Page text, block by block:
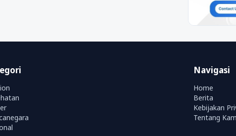
Navigasi
Home
Berita
Kebijakan
Tentang